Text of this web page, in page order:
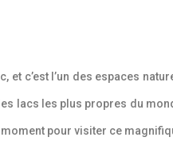
c’est l’un des espaces
lacs les plus propres du
pour visiter ce